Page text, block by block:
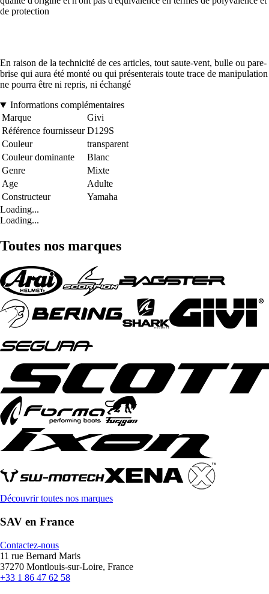
de protection
En raison de la technicité de ces articles, tout saute-vent, bulle ou pare-
brise qui aura été monté ou qui présenterais toute trace de manipulation
ne pourra être ni repris, ni échangé
Informations complémentaires
Marque
Givi
Référence fournisseur D129S
Couleur
transparent
Couleur dominante
Blanc
Genre
Mixte
Age
Adulte
Constructeur
Yamaha
Loading...
Loading...
Toutes nos marques
Découvrir toutes nos marques
SAV en France
Contactez-nous
11 rue Bernard Maris
37270 Montlouis-sur-Loire, France
+33 1 86 47 62 58